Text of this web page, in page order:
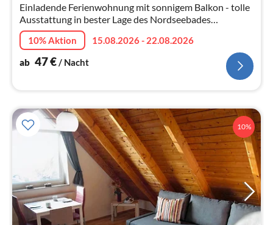
Einladende Ferienwohnung mit sonnigem Balkon - tolle
Ausstattung in bester Lage des Nordseebades
Carolinensiel - WLAN kostenfrei verfügbar
10% Aktion
15.08.2026 - 22.08.2026
ab 47€/ Nacht
10%